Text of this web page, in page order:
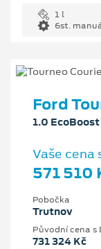
1 l
6st.
Ford
1.0
Vaše cena
571 510
Pobočka
Trutnov
Původní cena s
731 324 Kč